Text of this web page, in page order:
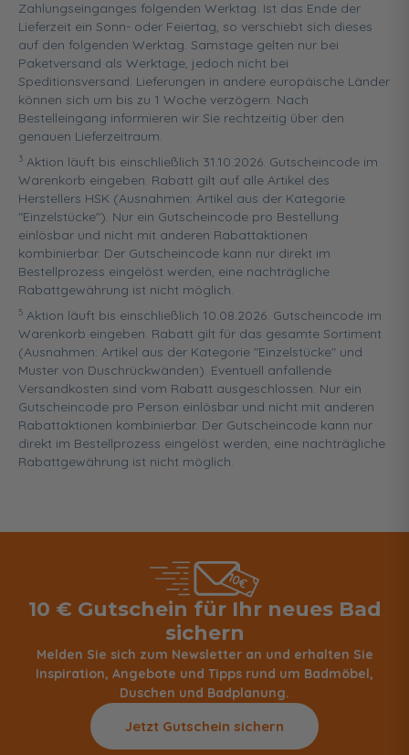
Zahlungseinganges folgenden Werktag. Ist das Ende der
Lieferzeit ein Sonn- oder Feiertag, so verschiebt sich dieses
auf den folgenden Werktag. Samstage gelten nur bei
Paketversand als Werktage, jedoch nicht bei
Speditionsversand. Lieferungen in andere europäische Länder
können sich um bis zu 1 Woche verzögern. Nach
Bestelleingang informieren wir Sie rechtzeitig über den
genauen Lieferzeitraum.
3 Aktion läuft bis einschließlich 31.10.2026. Gutscheincode im
Warenkorb eingeben. Rabatt gilt auf alle Artikel des
Herstellers HSK (Ausnahmen: Artikel aus der Kategorie
"Einzelstücke"). Nur ein Gutscheincode pro Bestellung
einlösbar und nicht mit anderen Rabattaktionen
kombinierbar. Der Gutscheincode kann nur direkt im
Bestellprozess eingelöst werden, eine nachträgliche
Rabattgewährung ist nicht möglich.
5 Aktion läuft bis einschließlich 10.08.2026. Gutscheincode im
Warenkorb eingeben. Rabatt gilt für das gesamte Sortiment
(Ausnahmen: Artikel aus der Kategorie "Einzelstücke" und
Muster von Duschrückwänden). Eventuell anfallende
Versandkosten sind vom Rabatt ausgeschlossen. Nur ein
Gutscheincode pro Person einlösbar und nicht mit anderen
Rabattaktionen kombinierbar. Der Gutscheincode kann nur
direkt im Bestellprozess eingelöst werden, eine nachträgliche
Rabattgewährung ist nicht möglich.
10 € Gutschein für Ihr neues Bad
sichern
Melden Sie sich zum Newsletter an und erhalten Sie
Inspiration, Angebote und Tipps rund um Badmöbel,
Duschen und Badplanung.
Jetzt Gutschein sichern